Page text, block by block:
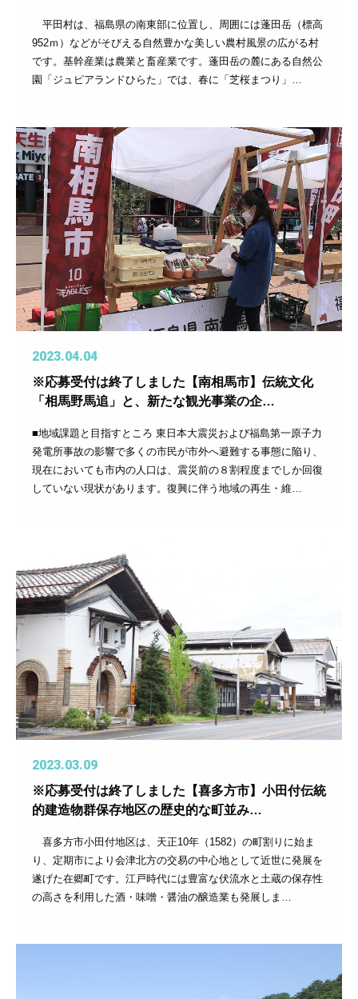
平田村は、福島県の南東部に位置し、周囲には蓬田岳（標高
952ｍ）などがそびえる自然豊かな美しい農村風景の広がる村
です。基幹産業は農業と畜産業です。蓬田岳の麓にある自然公
園「ジュピアランドひらた」では、春に「芝桜まつり」…
2023.04.04
※応募受付は終了しました【南相馬市】伝統文化
「相馬野馬追」と、新たな観光事業の企…
■地域課題と目指すところ 東日本大震災および福島第一原子力
発電所事故の影響で多くの市民が市外へ避難する事態に陥り、
現在においても市内の人口は、震災前の８割程度までしか回復
していない現状があります。復興に伴う地域の再生・維…
2023.03.09
※応募受付は終了しました【喜多方市】小田付伝統
的建造物群保存地区の歴史的な町並み…
喜多方市小田付地区は、天正10年（1582）の町割りに始ま
り、定期市により会津北方の交易の中心地として近世に発展を
遂げた在郷町です。江戸時代には豊富な伏流水と土蔵の保存性
の高さを利用した酒・味噌・醤油の醸造業も発展しま…